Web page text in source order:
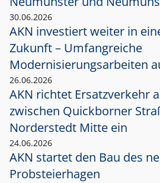
30.06.2026
AKN investiert weiter in
Zukunft – Umfangreiche
Modernisierungsarbeiten
26.06.2026
AKN richtet Ersatzverkehr
zwischen Quickborner
Norderstedt Mitte ein
24.06.2026
AKN startet den Bau des
Probsteierhagen